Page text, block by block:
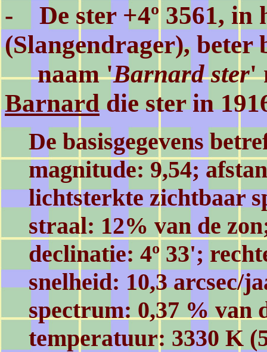
- De ster +4º 3561, in
(Slangendrager), beter
naam 'Barnard ster'
Barnarddie ster in
De basisgegevens
magnitude: 9,54;
lichtsterkte zichtbaar
straal: 12% van de
declinatie: 4º 33';
snelheid: 10,3 arcsec/
spectrum: 0,37 % van
temperatuur: 3330 K